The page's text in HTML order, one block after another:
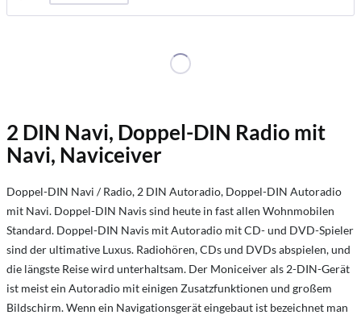
2 DIN Navi, Doppel-DIN Radio mit
Navi, Naviceiver
Doppel-DIN Navi / Radio, 2 DIN Autoradio, Doppel-DIN Autoradio
mit Navi. Doppel-DIN Navis sind heute in fast allen Wohnmobilen
Standard. Doppel-DIN Navis mit Autoradio mit CD- und DVD-Spieler
sind der ultimative Luxus. Radiohören, CDs und DVDs abspielen, und
die längste Reise wird unterhaltsam. Der Moniceiver als 2-DIN-Gerät
ist meist ein Autoradio mit einigen Zusatzfunktionen und großem
Bildschirm. Wenn ein Navigationsgerät eingebaut ist bezeichnet man